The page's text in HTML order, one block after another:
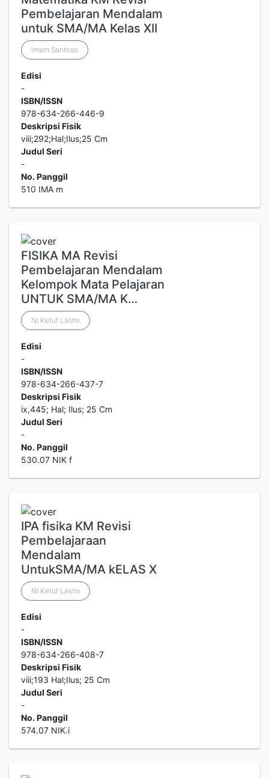
Pembelajaran Mendalam
untuk SMA/MA Kelas XII
Imam Santoso
Edisi
-
ISBN/ISSN
978-634-266-446-9
Deskripsi Fisik
viii;292;Hal;Ilus;25 Cm
Judul Seri
-
No. Panggil
510 IMA m
FISIKA MA Revisi
Pembelajaran Mendalam
Kelompok Mata Pelajaran
UNTUK SMA/MA K…
NI Ketut Lasmi
Edisi
-
ISBN/ISSN
978-634-266-437-7
Deskripsi Fisik
ix,445; Hal; Ilus; 25 Cm
Judul Seri
-
No. Panggil
530.07 NIK f
IPA fisika KM Revisi
Pembelajaraan
Mendalam
UntukSMA/MA kELAS X
NI Ketut Lasmi
Edisi
-
ISBN/ISSN
978-634-266-408-7
Deskripsi Fisik
viii;193 Hal;Ilus; 25 Cm
Judul Seri
-
No. Panggil
574.07 NIK.i